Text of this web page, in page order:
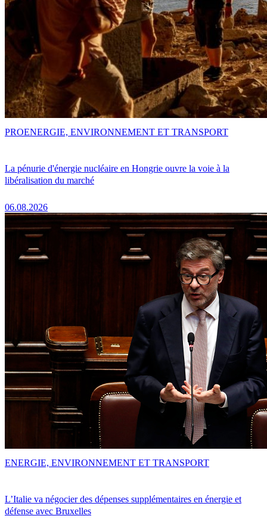
La pénurie d'énergie nucléaire en Hongrie ouvre la voie à la
libéralisation du marché
06.08.2026
PROENERGIE, ENVIRONNEMENT ET TRANSPORT
L’Italie va négocier des dépenses supplémentaires en énergie et
défense avec Bruxelles
ENERGIE, ENVIRONNEMENT ET TRANSPORT